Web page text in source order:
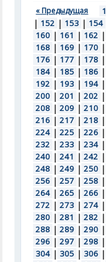
« Предыдущая 1
| 152 | 153 | 154
160 | 161 | 162 |
168 | 169 | 170 |
176 | 177 | 178 |
184 | 185 | 186 |
192 | 193 | 194 |
200 | 201 | 202 |
208 | 209 | 210 |
216 | 217 | 218 |
224 | 225 | 226 |
232 | 233 | 234 |
240 | 241 | 242 |
248 | 249 | 250 |
256 | 257 | 258 |
264 | 265 | 266 |
272 | 273 | 274 |
280 | 281 | 282 |
288 | 289 | 290 |
296 | 297 | 298 |
304 | 305 | 306 |